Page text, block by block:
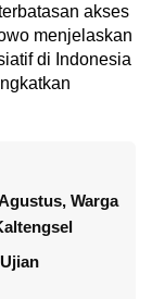
akses
menjelaskan
di Indonesia
Warga